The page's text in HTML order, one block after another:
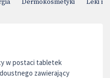
Dermokosmetyki Leki
w postaci tabletek
zawierający